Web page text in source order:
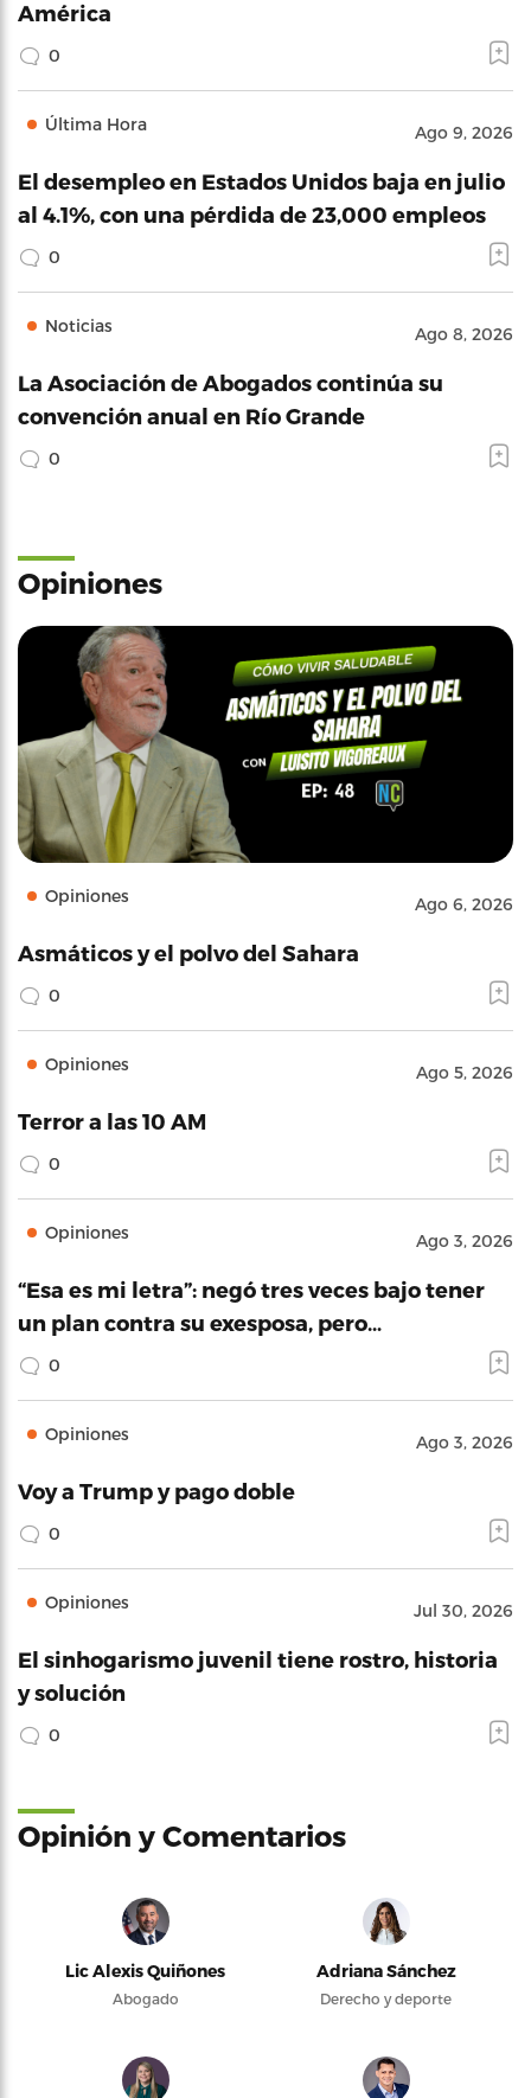
América
0
Última Hora Ago 9, 2026
El desempleo en Estados Unidos baja en julio
al 4.1%, con una pérdida de 23,000 empleos
0
Noticias Ago 8, 2026
La Asociación de Abogados continúa su
convención anual en Río Grande
0
Opiniones
Opiniones Ago 6, 2026
Asmáticos y el polvo del Sahara
0
Opiniones Ago 5, 2026
Terror a las 10 AM
0
Opiniones Ago 3, 2026
“Esa es mi letra”: negó tres veces bajo tener
un plan contra su exesposa, pero…
0
Opiniones Ago 3, 2026
Voy a Trump y pago doble
0
Opiniones Jul 30, 2026
El sinhogarismo juvenil tiene rostro, historia
y solución
0
Opinión y Comentarios
Lic Alexis Quiñones
Abogado
Adriana Sánchez
Derecho y deporte